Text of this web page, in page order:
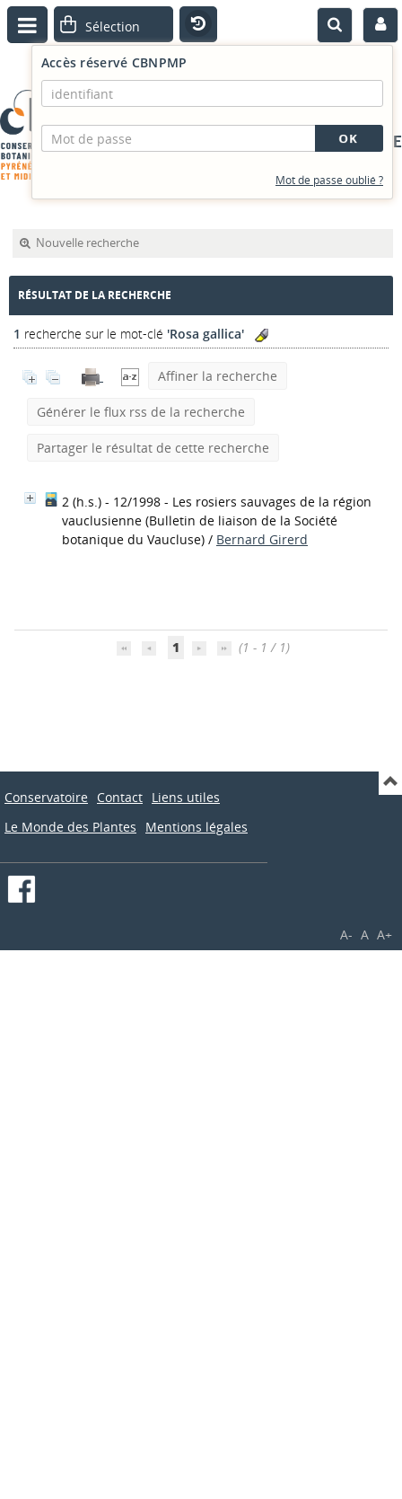
PORTAIL DOCUMENTAIRE
Accès réservé CBNPMP
Mot de passe oublié ?
Nouvelle recherche
RÉSULTAT DE LA RECHERCHE
1 recherche sur le mot-clé 'Rosa gallica'
Affiner la recherche
Générer le flux rss de la recherche
Partager le résultat de cette recherche
2 (h.s.) - 12/1998 - Les rosiers sauvages de la région
vauclusienne (Bulletin de liaison de la Société
botanique du Vaucluse) / Bernard Girerd
1 (1 - 1 / 1)
Conservatoire Contact Liens utiles
Le Monde des Plantes
Mentions légales
A- A A+